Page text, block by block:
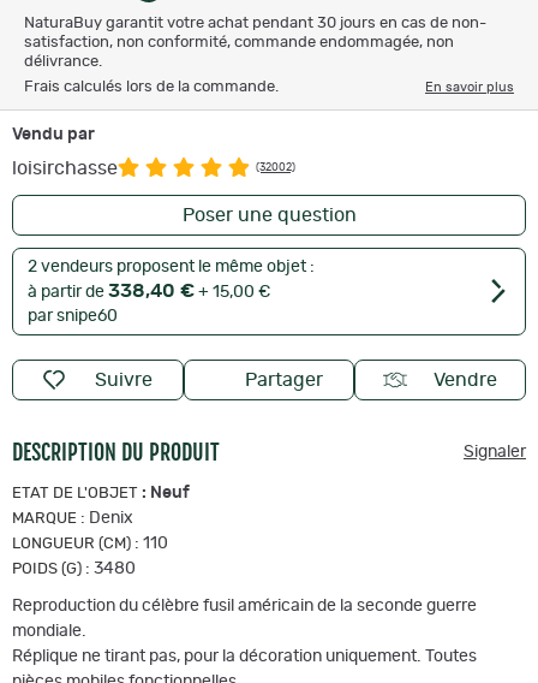
NaturaBuy garantit votre achat pendant 30 jours en cas de non-
satisfaction, non conformité, commande endommagée, non
délivrance.
Frais calculés lors de la commande.
En savoir plus
Vendu par
loisirchasse (32002)
Poser une question
2 vendeurs proposent le même objet :
à partir de 338,40 € + 15,00 €
par snipe60
Suivre Partager Vendre
DESCRIPTION DU PRODUIT Signaler
ETAT DE L'OBJET : Neuf
MARQUE : Denix
LONGUEUR (CM) : 110
POIDS (G) : 3480
Reproduction du célèbre fusil américain de la seconde guerre
mondiale.
Réplique ne tirant pas, pour la décoration uniquement. Toutes